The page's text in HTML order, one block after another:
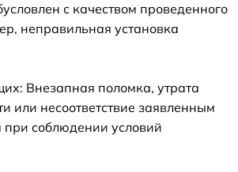
с качеством проведенного
неправильная установка
Внезапная поломка, утрата
или несоответствие заявленным
при соблюдении условий